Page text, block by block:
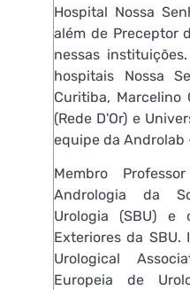
Hospital Nossa
além de Preceptor
nessas
hospitais Nossa
Curitiba, Marcelino
(Rede D'Or) e
equipe da Androlab
Membro
Andrologia da
Urologia (SBU) e
Exteriores da
Urological
Europeia de